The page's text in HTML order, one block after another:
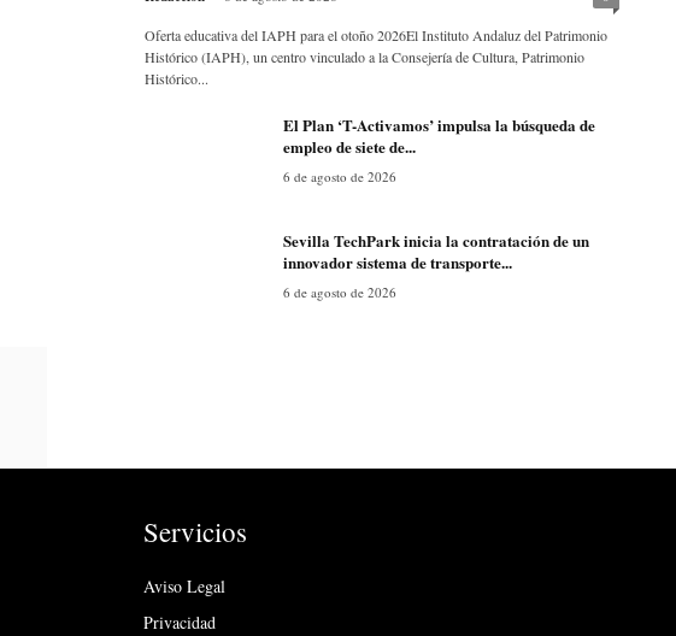
Oferta educativa del IAPH para el otoño 2026El Instituto Andaluz del Patrimonio
Histórico (IAPH), un centro vinculado a la Consejería de Cultura, Patrimonio
Histórico...
El Plan ‘T-Activamos’ impulsa la búsqueda de
empleo de siete de...
6 de agosto de 2026
Sevilla TechPark inicia la contratación de un
innovador sistema de transporte...
6 de agosto de 2026
Servicios
Aviso Legal
Privacidad